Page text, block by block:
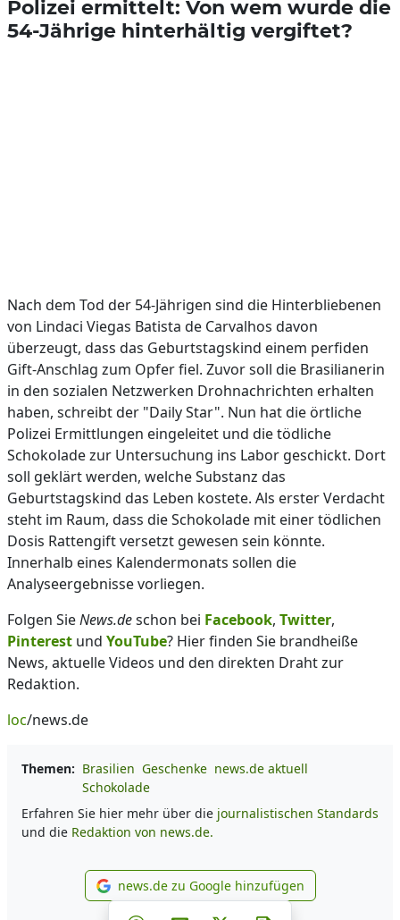
Polizei ermittelt: Von wem wurde die
54-Jährige hinterhältig vergiftet?
Nach dem Tod der 54-Jährigen sind die Hinterbliebenen
von Lindaci Viegas Batista de Carvalhos davon
überzeugt, dass das Geburtstagskind einem perfiden
Gift-Anschlag zum Opfer fiel. Zuvor soll die Brasilianerin
in den sozialen Netzwerken Drohnachrichten erhalten
haben, schreibt der "Daily Star". Nun hat die örtliche
Polizei Ermittlungen eingeleitet und die tödliche
Schokolade zur Untersuchung ins Labor geschickt. Dort
soll geklärt werden, welche Substanz das
Geburtstagskind das Leben kostete. Als erster Verdacht
steht im Raum, dass die Schokolade mit einer tödlichen
Dosis Rattengift versetzt gewesen sein könnte.
Innerhalb eines Kalendermonats sollen die
Analyseergebnisse vorliegen.
Folgen SieNews.deschon bei Facebook, Twitter,
Pinterest und YouTube? Hier finden Sie brandheiße
News, aktuelle Videos und den direkten Draht zur
Redaktion.
loc/news.de
Themen: Brasilien Geschenke news.de aktuell
Schokolade
Erfahren Sie hier mehr über die journalistischen Standards
und die Redaktion von news.de.
news.de zu Google
news.de zu Google hinzufügen